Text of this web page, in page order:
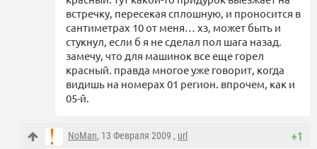
встречку, пересекая сплошную, и проносится в
сантиметрах 10 от меня… хз, может быть и
стукнул, если б я не сделал пол шага назад.
замечу, что для машинок все еще горел
красный. правда многое уже говорит, когда
видишь на номерах 01 регион. впрочем, как и
05-й.
+1
NoMan, 13 Февраля 2009 , url